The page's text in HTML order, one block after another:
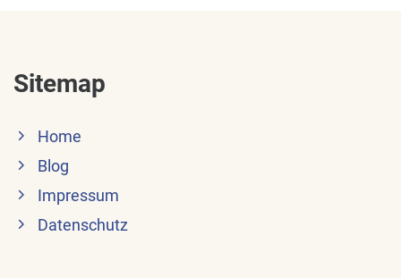
Sitemap
Home
Blog
Impressum
Datenschutz